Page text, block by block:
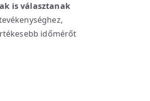
is választanak
időmérőt